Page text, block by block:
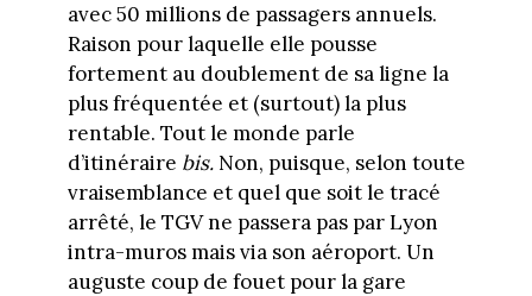
avec 50 millions de passagers annuels.
Raison pour laquelle elle pousse
fortement au doublement de sa ligne la
plus fréquentée et (surtout) la plus
rentable. Tout le monde parle
d’itinéraire bis. Non, puisque, selon toute
vraisemblance et quel que soit le tracé
arrêté, le TGV ne passera pas par Lyon
intra-muros mais via son aéroport. Un
auguste coup de fouet pour la gare